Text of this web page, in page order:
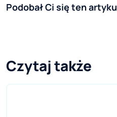
Podobał Ci się ten
Czytaj także